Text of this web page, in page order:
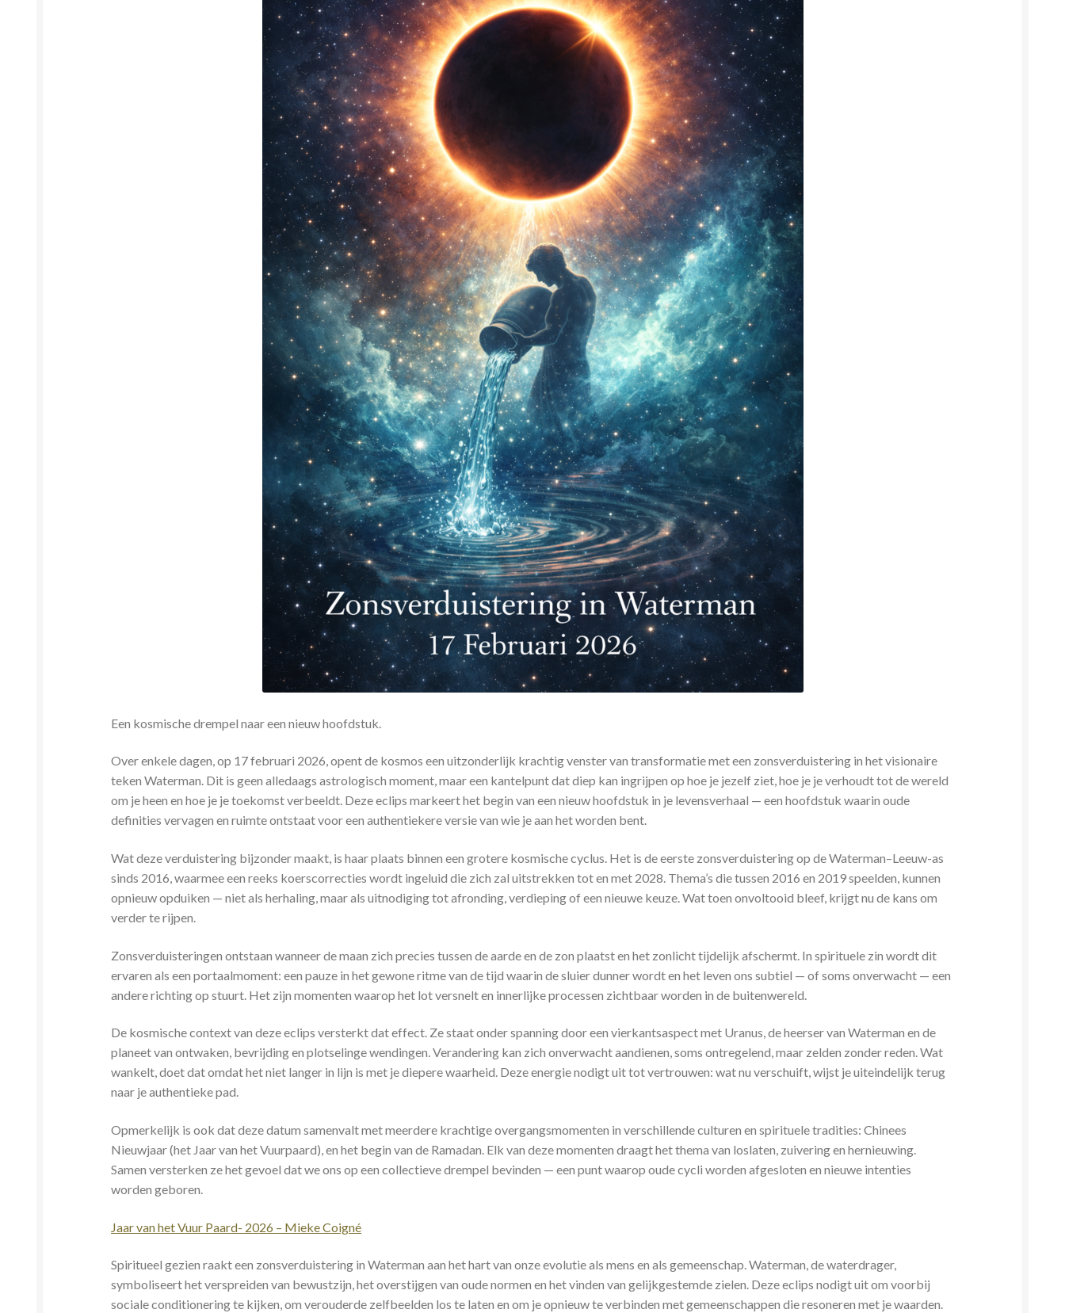
Een kosmische drempel naar een nieuw hoofdstuk.
Over enkele dagen, op 17 februari 2026, opent de kosmos een uitzonderlijk krachtig venster van transformatie met een zonsverduistering in het visionaire
teken Waterman. Dit is geen alledaags astrologisch moment, maar een kantelpunt dat diep kan ingrijpen op hoe je jezelf ziet, hoe je je verhoudt tot de wereld
om je heen en hoe je je toekomst verbeeldt. Deze eclips markeert het begin van een nieuw hoofdstuk in je levensverhaal — een hoofdstuk waarin oude
definities vervagen en ruimte ontstaat voor een authentiekere versie van wie je aan het worden bent.
Wat deze verduistering bijzonder maakt, is haar plaats binnen een grotere kosmische cyclus. Het is de eerste zonsverduistering op de Waterman–Leeuw-as
sinds 2016, waarmee een reeks koerscorrecties wordt ingeluid die zich zal uitstrekken tot en met 2028. Thema’s die tussen 2016 en 2019 speelden, kunnen
opnieuw opduiken — niet als herhaling, maar als uitnodiging tot afronding, verdieping of een nieuwe keuze. Wat toen onvoltooid bleef, krijgt nu de kans om
verder te rijpen.
Zonsverduisteringen ontstaan wanneer de maan zich precies tussen de aarde en de zon plaatst en het zonlicht tijdelijk afschermt. In spirituele zin wordt dit
ervaren als een portaalmoment: een pauze in het gewone ritme van de tijd waarin de sluier dunner wordt en het leven ons subtiel — of soms onverwacht — een
andere richting op stuurt. Het zijn momenten waarop het lot versnelt en innerlijke processen zichtbaar worden in de buitenwereld.
De kosmische context van deze eclips versterkt dat effect. Ze staat onder spanning door een vierkantsaspect met Uranus, de heerser van Waterman en de
planeet van ontwaken, bevrijding en plotselinge wendingen. Verandering kan zich onverwacht aandienen, soms ontregelend, maar zelden zonder reden. Wat
wankelt, doet dat omdat het niet langer in lijn is met je diepere waarheid. Deze energie nodigt uit tot vertrouwen: wat nu verschuift, wijst je uiteindelijk terug
naar je authentieke pad.
Opmerkelijk is ook dat deze datum samenvalt met meerdere krachtige overgangsmomenten in verschillende culturen en spirituele tradities: Chinees
Nieuwjaar (het Jaar van het Vuurpaard), en het begin van de Ramadan. Elk van deze momenten draagt het thema van loslaten, zuivering en hernieuwing.
Samen versterken ze het gevoel dat we ons op een collectieve drempel bevinden — een punt waarop oude cycli worden afgesloten en nieuwe intenties
worden geboren.
Jaar van het Vuur Paard- 2026 – Mieke Coigné
Spiritueel gezien raakt een zonsverduistering in Waterman aan het hart van onze evolutie als mens en als gemeenschap. Waterman, de waterdrager,
symboliseert het verspreiden van bewustzijn, het overstijgen van oude normen en het vinden van gelijkgestemde zielen. Deze eclips nodigt uit om voorbij
sociale conditionering te kijken, om verouderde zelfbeelden los te laten en om je opnieuw te verbinden met gemeenschappen die resoneren met je waarden.